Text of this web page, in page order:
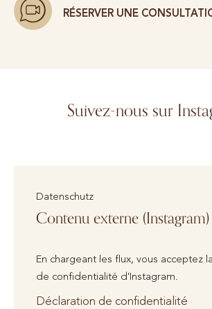
RÉSERVER UNE
Suivez-nous sur
Datenschutz
Contenu externe (Instagram)
En chargeant les flux, vous acceptez
de confidentialité d'Instagram.
Déclaration de confidentialité